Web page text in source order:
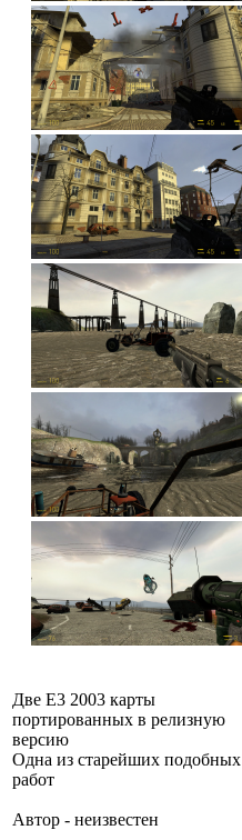
Две Е3 2003 карты
портированных в релизную
версию
Одна из старейших подобных
работ
Автор - неизвестен